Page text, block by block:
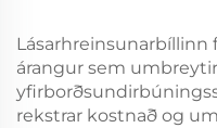
Lásarhreinsunarbíllinn
árangur sem
rekstrar kostnað og